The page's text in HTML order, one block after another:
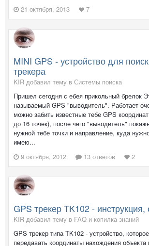
21 октября, 2013
7
MINI GPS - устройство для
трекера
KIR добавил тему в Системы поиска
Пришел сегодня с ебея прикольный брелок
называемый GPS "выводитель". Работает
можно забить известные тебе GPS
до 16 точек), после чего "выводитель"
нужной тебе точки и направление, куда
имею...
9 октября, 2012
13 ответов 2
GPS трекер TK102 -
KIR добавил тему в FAQ и копилка знаний
GPS трекер типа TK102 - устройство,
передавать координаты нахождения